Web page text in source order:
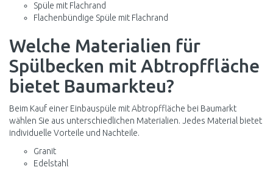
Spüle mit Flachrand
Flachenbündige Spüle mit Flachrand
Welche Materialien für
Spülbecken mit Abtropffläche
bietet Baumarkteu?
Beim Kauf einer Einbauspüle mit Abtropffläche bei Baumarkt
wählen Sie aus unterschiedlichen Materialien. Jedes Material bietet
individuelle Vorteile und Nachteile.
Granit
Edelstahl